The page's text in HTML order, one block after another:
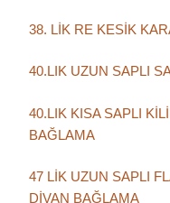
38. LİK RE KESİK
40.LIK UZUN SAPLI
40.LIK KISA SAPLI
BAĞLAMA
47 LİK UZUN SAPLI
DİVAN BAĞLAMA